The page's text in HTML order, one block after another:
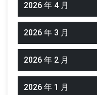
2026 年 4 月
2026 年 3 月
2026 年 2 月
2026 年 1 月